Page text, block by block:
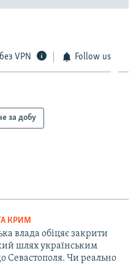
VPN Follow us
за добу
КРИМ
влада обіцяє закрити
шлях українським
Севастополя. Чи реально